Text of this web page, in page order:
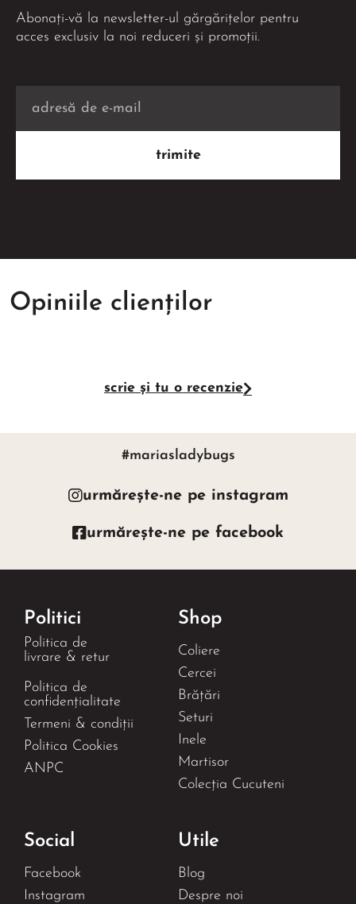
Abonați-vă la newsletter-ul gărgărițelor pentru
acces exclusiv la noi reduceri și promoții.
trimite
Opiniile clienților
scrie și tu o recenzie
#mariasladybugs
urmărește-ne pe instagram
urmărește-ne pe facebook
Politici
Politica de
livrare & retur
Politica de
confidențialitate
Termeni & condiții
Politica Cookies
ANPC
Shop
Coliere
Cercei
Brățări
Seturi
Inele
Martisor
Colecția Cucuteni
Social
Facebook
Instagram
Utile
Blog
Despre noi